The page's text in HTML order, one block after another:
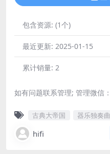
包含资源: (1个)
最近更新: 2025-01-15
累计销量: 2
如有问题联系管理; 管理微信
古典大帝国 器乐独奏曲
hifi